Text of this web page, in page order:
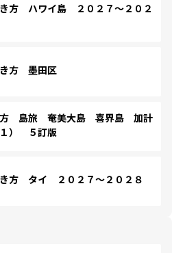
方 ハワイ島 ２０２７～２０２
方 墨田区
方 島旅 奄美大島 喜界島 加計
） ５訂版
方 タイ ２０２７～２０２８